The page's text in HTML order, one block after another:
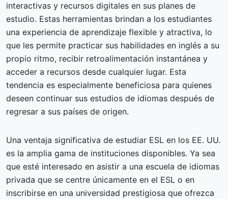
interactivas y recursos digitales en sus planes de
estudio. Estas herramientas brindan a los estudiantes
una experiencia de aprendizaje flexible y atractiva, lo
que les permite practicar sus habilidades en inglés a su
propio ritmo, recibir retroalimentación instantánea y
acceder a recursos desde cualquier lugar. Esta
tendencia es especialmente beneficiosa para quienes
deseen continuar sus estudios de idiomas después de
regresar a sus países de origen.
Una ventaja significativa de estudiar ESL en los EE. UU.
es la amplia gama de instituciones disponibles. Ya sea
que esté interesado en asistir a una escuela de idiomas
privada que se centre únicamente en el ESL o en
inscribirse en una universidad prestigiosa que ofrezca